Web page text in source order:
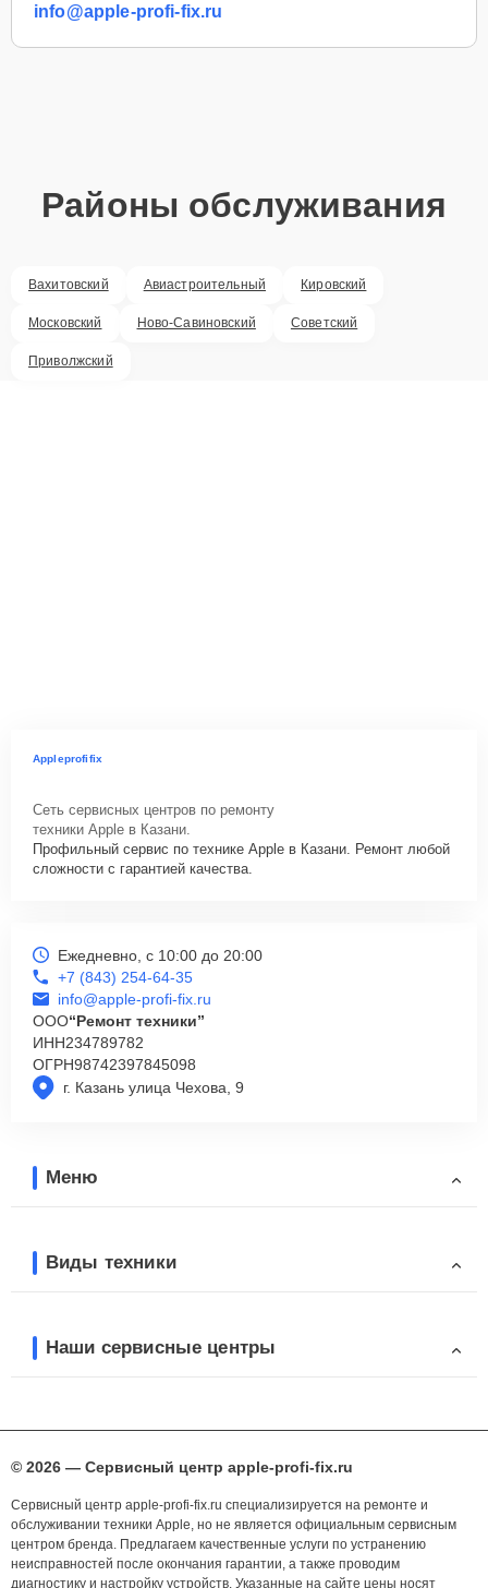
info@apple-profi-fix.ru
Районы обслуживания
Вахитовский Авиастроительный Кировский
Московский Ново-Савиновский Советский
Приволжский
Appleprofifix
Сеть сервисных центров по ремонту
техники Apple в Казани.
Профильный сервис по технике Apple в Казани. Ремонт любой
сложности с гарантией качества.
г. Казань улица Чехова, 9
Ежедневно, с 10:00 до 20:00
+7 (843) 254-64-35
info@apple-profi-fix.ru
ООО“Ремонт техники”
ИНН234789782
ОГРН98742397845098
Меню
Виды техники
Наши сервисные центры
© 2026 — Сервисный центр apple-profi-fix.ru
Сервисный центр apple-profi-fix.ru специализируется на ремонте и
обслуживании техники Apple, но не является официальным сервисным
центром бренда. Предлагаем качественные услуги по устранению
неисправностей после окончания гарантии, а также проводим
диагностику и настройку устройств. Указанные на сайте цены носят